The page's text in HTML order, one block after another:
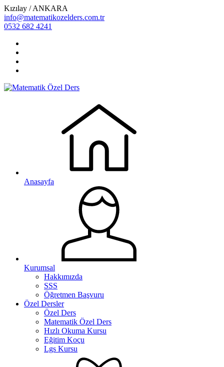
Kızılay / ANKARA
info@matematikozelders.com.tr
0532 682 4241
Anasayfa
Kurumsal
Hakkımızda
SSS
Öğretmen Başvuru
Özel Dersler
Özel Ders
Matematik Özel Ders
Hızlı Okuma Kursu
Eğitim Koçu
Lgs Kursu